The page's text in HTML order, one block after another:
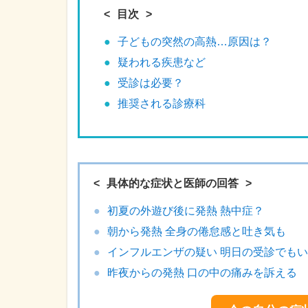
目次
子どもの突然の高熱…原因は？
疑われる疾患など
受診は必要？
推奨される診療科
具体的な症状と医師の回答
初夏の外遊び後に発熱 熱中症？
朝から発熱 全身の倦怠感と吐き気も
インフルエンザの疑い 明日の受診でも
昨夜からの発熱 口の中の痛みを訴える